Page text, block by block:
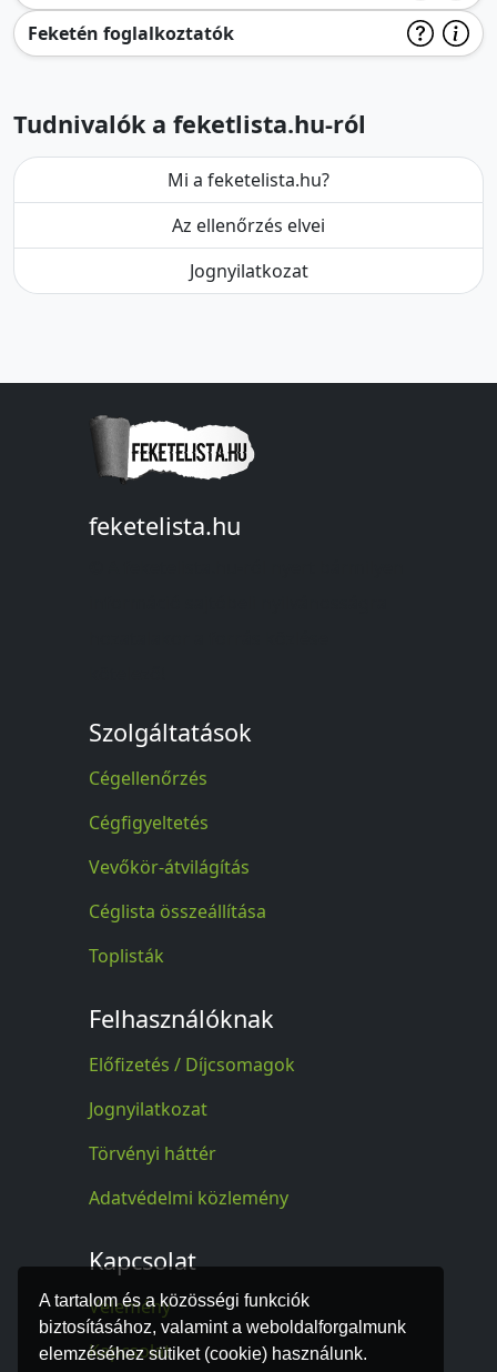
A tartalom és a közösségi funkciók
biztosításához, valamint a weboldalforgalmunk
elemzéséhez sütiket (cookie) használunk.
Feketén foglalkoztatók
Tudnivalók a feketlista.hu-ról
Mi a feketelista.hu?
Az ellenőrzés elvei
Jognyilatkozat
feketelista.hu
Szolgáltatások
Cégellenőrzés
Cégfigyeltetés
Vevőkör-átvilágítás
Céglista összeállítása
Toplisták
Felhasználóknak
Előfizetés / Díjcsomagok
Jognyilatkozat
Törvényi háttér
Adatvédelmi közlemény
Kapcsolat
Vélemény
Kapcsolat